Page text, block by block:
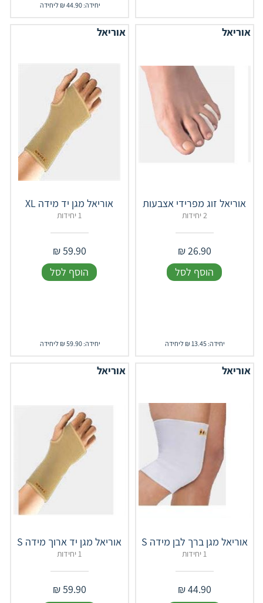
יחידה: 44.90 ₪ ליחידה
אוריאל
אוריאל זוג מפרידי אצבעות
2 יחידות
26.90
₪
הוסף לסל
יחידה: 13.45 ₪ ליחידה
אוריאל
אוריאל מגן יד מידה XL
1 יחידות
59.90
₪
הוסף לסל
יחידה: 59.90 ₪ ליחידה
אוריאל
אוריאל מגן ברך לבן מידה S
1 יחידות
44.90
₪
אוריאל
אוריאל מגן יד ארוך מידה S
1 יחידות
59.90
₪